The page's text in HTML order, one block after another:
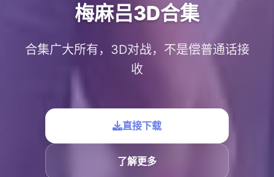
梅麻吕3D合集
合集广大所有，3D对战，不是偿普通话接
收
直接下载
了解更多